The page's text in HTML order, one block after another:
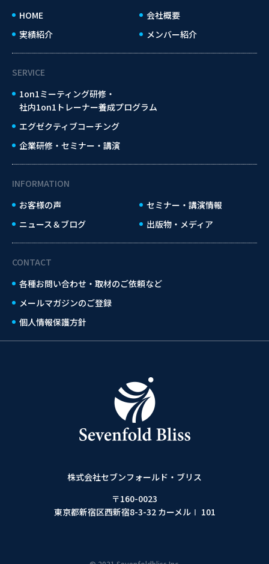
株式会社セブンフォールド・ブリス
〒160-0023
東京都新宿区西新宿8-3-32 カーメルⅠ 101
HOME
会社概要
実績紹介
メンバー紹介
SERVICE
1on1ミーティング研修・
社内1on1トレーナー養成プログラム
エグゼクティブコーチング
企業研修・セミナー・講演
INFORMATION
お客様の声
セミナー・講演情報
ニュース＆ブログ
出版物・メディア
CONTACT
各種お問い合わせ・取材のご依頼など
メールマガジンのご登録
個人情報保護方針